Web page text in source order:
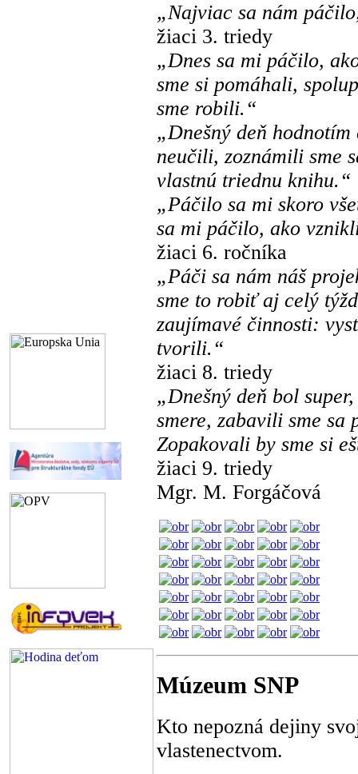
„Najviac sa nám
žiaci 3. triedy
„Dnes sa mi páčilo,
sme si pomáhali,
sme robili.“
„Dnešný deň
neučili, zoznámili sme
vlastnú triednu knihu.“
„Páčilo sa mi skoro
sa mi páčilo, ako
žiaci 6. ročníka
„Páči sa nám náš
sme to robiť aj celý
zaujímavé činnosti:
tvorili.“
žiaci 8. triedy
„Dnešný deň bol
smere, zabavili sme
Zopakovali by sme si
žiaci 9. triedy
Mgr. M. Forgáčová
Múzeum SNP
Kto nepozná dejiny
vlastenectvom.